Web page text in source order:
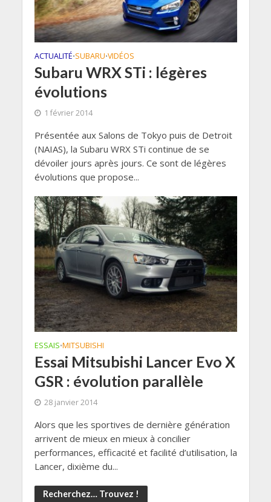
ACTUALITÉ•SUBARU•VIDÉOS
Subaru WRX STi : légères
évolutions
1 février 2014
Présentée aux Salons de Tokyo puis de Detroit
(NAIAS), la Subaru WRX STi continue de se
dévoiler jours après jours. Ce sont de légères
évolutions que propose...
ESSAIS•MITSUBISHI
Essai Mitsubishi Lancer Evo X
GSR : évolution parallèle
28 janvier 2014
Alors que les sportives de dernière génération
arrivent de mieux en mieux à concilier
performances, efficacité et facilité d’utilisation, la
Lancer, dixième du...
Recherchez… Trouvez !